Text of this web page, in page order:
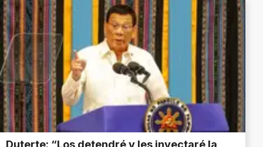
Duterte: “Los detendré y les inyectaré la